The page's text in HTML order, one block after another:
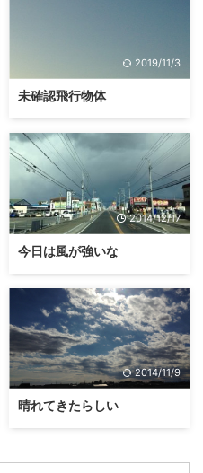
2019/11/3
未確認飛行物体
2014/12/17
今日は風が強いな
2014/11/9
晴れてきたらしい